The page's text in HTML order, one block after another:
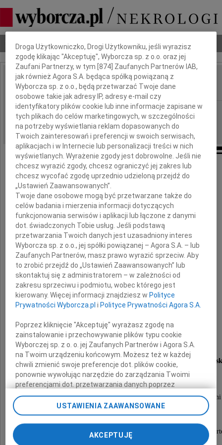
Nekrologi Odeszli Poradnik pogrzebowy
IMIĘ I NAZWISKO: Jan Cisowski
REGION: Kraków
DATA EMISJI: 21.11.2023
prof. dr hab.
Jan Cisowski
Najukochańszy Mąż, Tata, Dziadziuś,
Brat, Szwagier i Wujek
Fizyk
emerytowany pracownik Politechniki
przeżywszy lat 79, opatrzony św. Sakramentami
zmarł dnia 15 listopada 2023 roku
Msza święta żałobna odprawiona zostanie w
23 listopada 2023 roku o godz. 13.00
Dbamy o Twoją prywatność
Droga Użytkowniczko, Drogi Użytkowniku, jeśli wyrazisz
zgodę klikając "Akceptuję", Wyborcza sp. z o.o. oraz jej
Zaufani Partnerzy, w tym [874] Zaufanych Partnerów IAB,
jak również Agora S.A. będąca spółką powiązaną z
Wyborcza sp. z o.o., będą przetwarzać Twoje dane
osobowe takie jak adresy IP, adresy e-mail czy
identyfikatory plików cookie lub inne informacje zapisane w
tych plikach do celów marketingowych, w szczególności
na potrzeby wyświetlania reklam dopasowanych do
Twoich zainteresowań i preferencji w swoich serwisach,
aplikacjach i w Internecie lub personalizacji treści w nich
wyświetlanych. Wyrażenie zgody jest dobrowolne. Jeśli nie
chcesz wyrazić zgody, chcesz ograniczyć jej zakres lub
chcesz wycofać zgodę uprzednio udzieloną przejdź do
„Ustawień Zaawansowanych”.
Twoje dane osobowe mogą być przetwarzane także do
celów badania i mierzenia informacji dotyczących
funkcjonowania serwisów i aplikacji lub łączone z danymi
dot. świadczonych Tobie usług. Jeśli podstawą
przetwarzania Twoich danych jest uzasadniony interes
Wyborcza sp. z o.o., jej spółki powiązanej – Agora S.A. – lub
Zaufanych Partnerów, masz prawo wyrazić sprzeciw. Aby
to zrobić przejdź do „Ustawień Zaawansowanych” lub
skontaktuj się z administratorem – w zależności od
zakresu sprzeciwu i podmiotu, wobec którego jest
kierowany. Więcej informacji znajdziesz wPolityce
Prywatności Wyborcza.pl iPolityce Prywatności Agora S.A.
Poprzez kliknięcie "Akceptuję" wyrażasz zgodę na
zainstalowanie i przechowywanie plików typu cookie
Wyborczej sp. z o. o. jej Zaufanych Partnerów i Agora S.A.
na Twoim urządzeniu końcowym. Możesz też w każdej
chwili zmienić swoje preferencje dot. plików cookie,
ponownie wywołując narzędzie do zarządzania Twoimi
preferencjami dot. przetwarzania danych poprzez
odnośnik „Ustawienia prywatności” w stopce serwisu i
przechodząc do sekcji „Ustawienia zaawansowane”.
Zmiana ustawień plików cookie możliwa jest także za
pomocą ustawień przeglądarki.
USTAWIENIA ZAAWANSOWANE
AKCEPTUJĘ